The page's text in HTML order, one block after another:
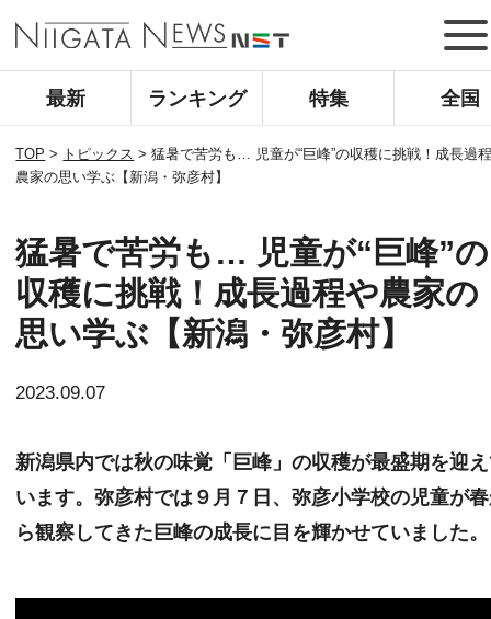
最新 ランキング 特集 全国
TOP > トピックス >猛暑で苦労も… 児童が“巨峰”の収穫に挑戦！成長過
農家の思い学ぶ【新潟・弥彦村】
猛暑で苦労も… 児童が“巨峰”の
収穫に挑戦！成長過程や農家の
思い学ぶ【新潟・弥彦村】
2023.09.07
新潟県内では秋の味覚「巨峰」の収穫が最盛期を迎
います。弥彦村では９月７日、弥彦小学校の児童が
ら観察してきた巨峰の成長に目を輝かせていました。